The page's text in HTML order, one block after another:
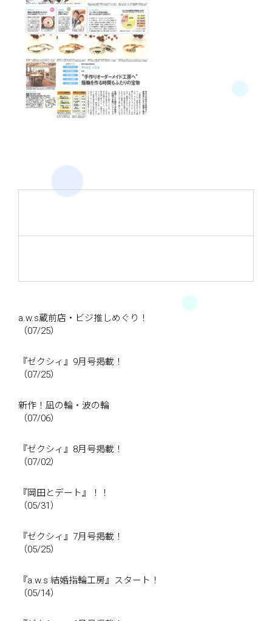
a.w.s蔵前店・ビジ推しめぐり！
（07/25）
『ゼクシィ』9月号掲載！
（07/25）
新作！凪の輪・波の輪
（07/06）
『ゼクシィ』8月号掲載！
（07/02）
『岡田とデート』！！
（05/31）
『ゼクシィ』7月号掲載！
（05/25）
『a.w.s 結婚指輪工房』スタート！
（05/14）